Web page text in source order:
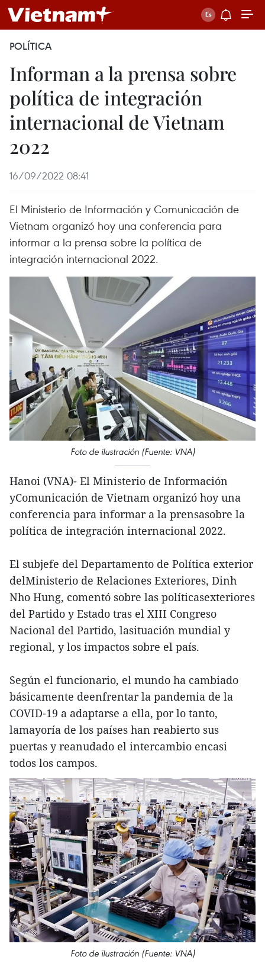
POLÍTICA
Informan a la prensa sobre
política de integración
internacional de Vietnam
2022
16/09/2022 08:41
El Ministerio de Información y Comunicación de
Vietnam organizó hoy una conferencia para
informar a la prensa sobre la política de
integración internacional 2022.
Foto de ilustración (Fuente: VNA)
Hanoi (VNA)- El Ministerio de Información
yComunicación de Vietnam organizó hoy una
conferencia para informar a la prensasobre la
política de integración internacional 2022.
El subjefe del Departamento de Política exterior
delMinisterio de Relaciones Exteriores, Dinh
Nho Hung, comentó sobre las políticasexteriores
del Partido y Estado tras el XIII Congreso
Nacional del Partido, lasituación mundial y
regional, y los impactos sobre el país.
Según el funcionario, el mundo ha cambiado
básicamente deenfrentar la pandemia de la
COVID-19 a adaptarse a ella, por lo tanto,
lamayoría de los países han reabierto sus
puertas y reanudado el intercambio encasi
todos los campos.
Foto de ilustración (Fuente: VNA)